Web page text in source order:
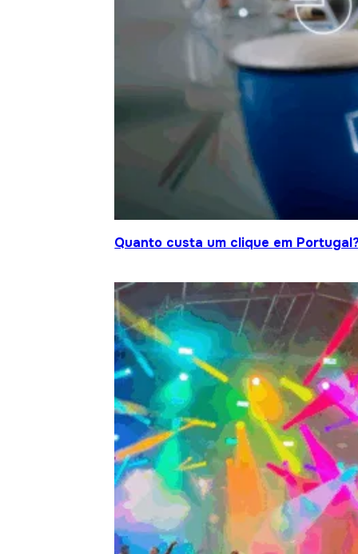
Quanto custa um clique em